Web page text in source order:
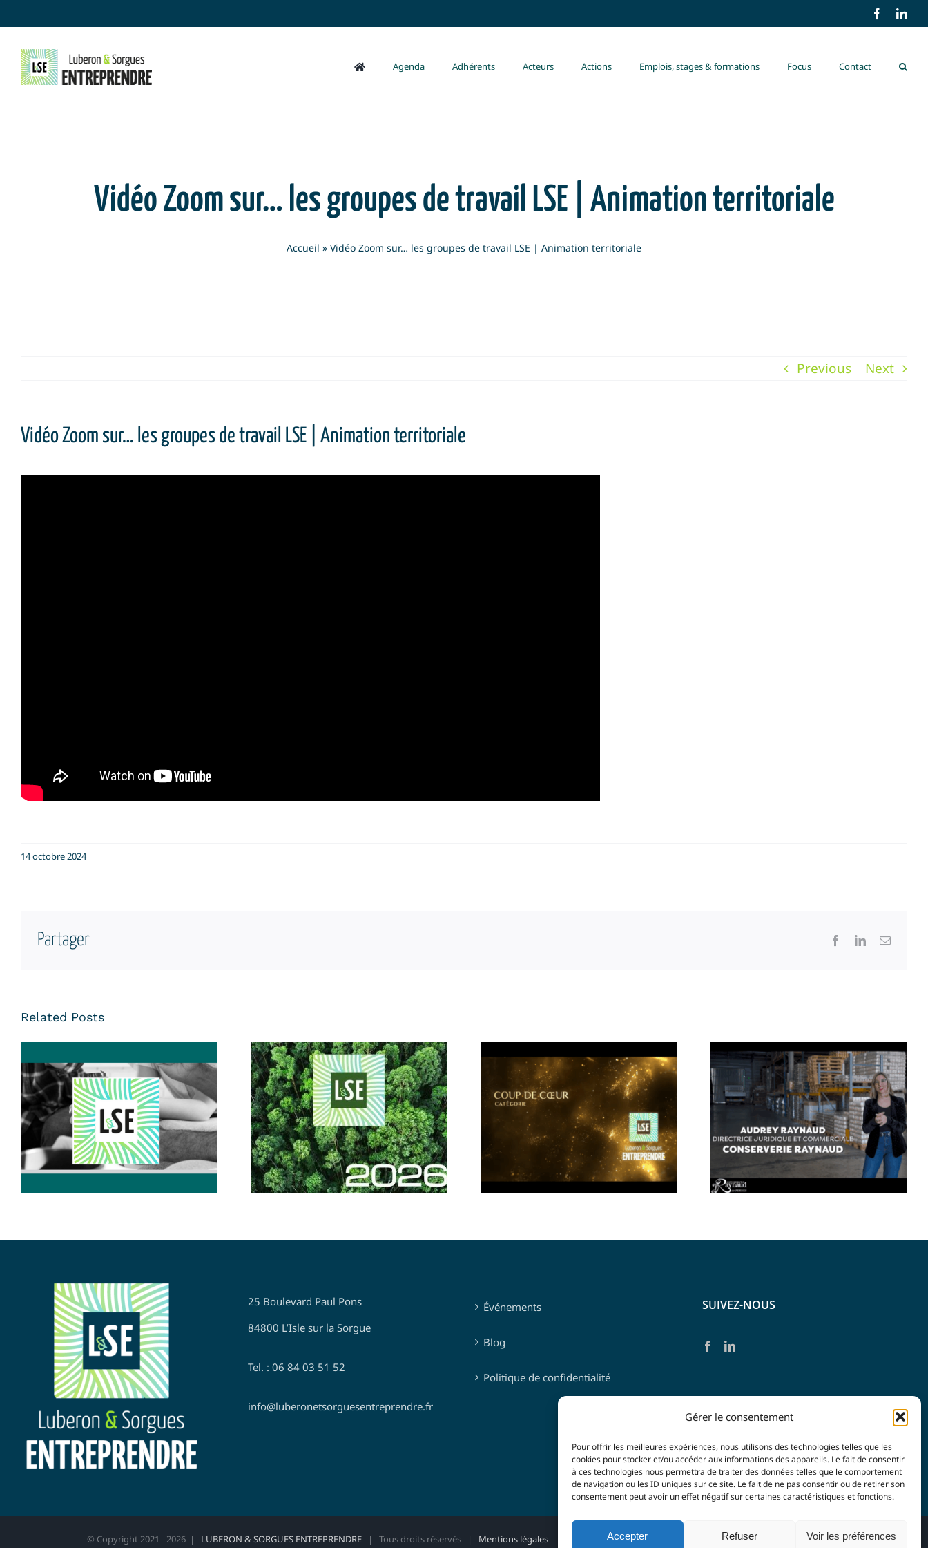
Gérer le consentement
Pour offrir les meilleures expériences, nous utilisons des technologies telles que les
cookies pour stocker et/ou accéder aux informations des appareils. Le fait de consentir
à ces technologies nous permettra de traiter des données telles que le comportement
de navigation ou les ID uniques sur ce site. Le fait de ne pas consentir ou de retirer son
consentement peut avoir un effet négatif sur certaines caractéristiques et fonctions.
Accepter Refuser Voir les préférences
content
Facebook
Agenda Adhérents Acteurs Actions Emplois, stages & formations Focus Contact
Vidéo Zoom sur… les groupes de travail LSE | Animation territoriale
Accueil » Vidéo Zoom sur… les groupes de travail LSE | Animation territoriale
Previous Next
Vidéo Zoom sur… les groupes de travail LSE | Animation territoriale
14 octobre 2024
Partager FacebookLinkedInEmail
Related Posts
Santé du Dirigeant & de
l’Entreprise : Ne Restez
Pas Seul à la Barre !
Vœux LSE | 2026
…………………………………………………………..
Teaser 5 Trophée
L’Entreprise et Son
Territoire : Coup de cœur |
APEI Les Ateliers du
Luberon
Teaser 4 Trophée
L’Entreprise et Son
Territoire : Transmission
de savoir-faire |
Conserverie Raynaud
25 Boulevard Paul Pons
84800 L’Isle sur la Sorgue
Tel. : 06 84 03 51 52
info@luberonetsorguesentreprendre.fr
Événements
Blog
Politique de confidentialité
SUIVEZ-NOUS
© Copyright 2021 -2026 | LUBERON & SORGUES ENTREPRENDRE| Tous droits réservés | Mentions légales Politique de confidentialité | AgenceImagin'Up Communication